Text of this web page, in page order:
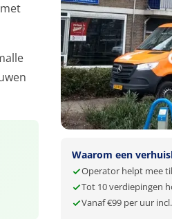
met
Waarom een
Operator helpt mee
Tot 10 verdiepingen
Vanaf €99 per uur